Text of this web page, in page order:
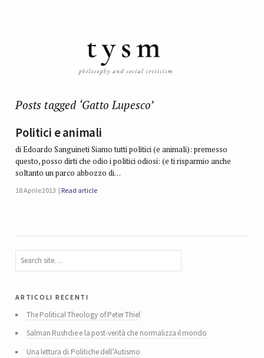
Posts tagged ‘Gatto Lupesco’
Politici e animali
di Edoardo Sanguineti Siamo tutti politici (e animali): premesso
questo, posso dirti che odio i politici odiosi: (e ti risparmio anche
soltanto un parco abbozzo di…
18 Aprile 2013 Read article
articoli recenti
The Political Theology of Peter Thiel
Salman Rushdie e la post-verità che normalizza il mondo
Una lettura di Politiche dell’Autismo